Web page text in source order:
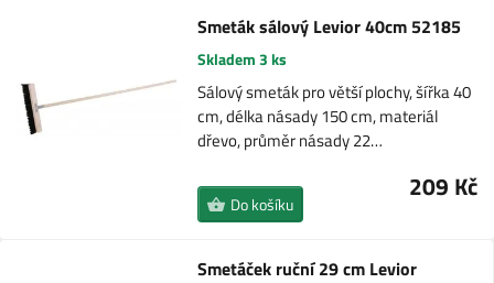
Smeták sálový Levior 40cm 52185
Skladem 3 ks
Sálový smeták pro větší plochy, šířka 40
cm, délka násady 150 cm, materiál
dřevo, průměr násady 22…
209 Kč
Do košíku
Smetáček ruční 29 cm Levior